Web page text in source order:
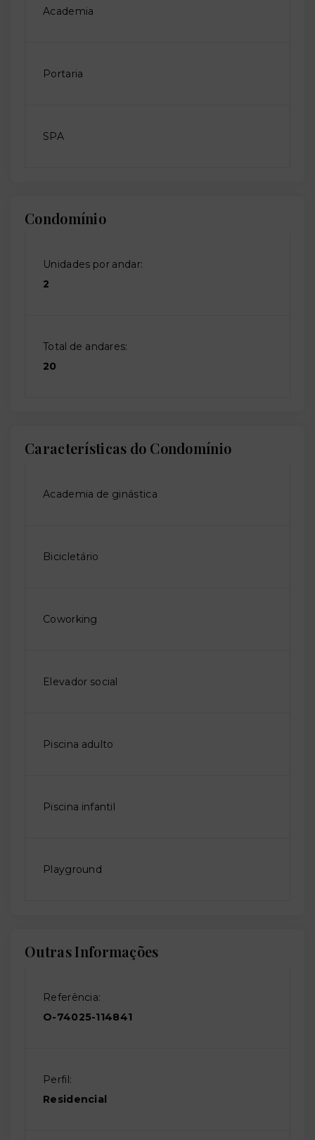
Academia
Portaria
SPA
Condomínio
Unidades por andar:
2
Total de andares:
20
Características do Condomínio
Academia de ginástica
Bicicletário
Coworking
Elevador social
Piscina adulto
Piscina infantil
Playground
Outras Informações
Referência:
O-74025-114841
Perfil:
Residencial